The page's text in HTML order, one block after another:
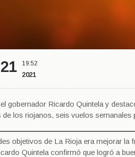
19:52
2021
gobernador Ricardo Quintela y
los riojanos, seis vuelos semanales
objetivos de La Rioja era mejorar la
Quintela confirmó que logró a